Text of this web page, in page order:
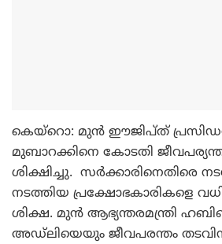
കെയ്‌റൊ: മുന്‍ ഈജിപ്ത്
മുബാറക്കിനെ കോടതി
ശിക്ഷിച്ചു. സര്‍ക്കാരിനെതിരെ
നടത്തിയ പ്രക്ഷോഭകാരികളെ
ശിക്ഷ. മുന്‍ ആഭ്യന്തരമന്ത്രി
അഡ്‌ലിയെയും ജീവപരന്തം തടവിന്